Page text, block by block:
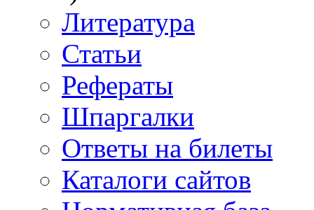
Литература
Статьи
Рефераты
Шпаргалки
Ответы на билеты
Каталоги сайтов